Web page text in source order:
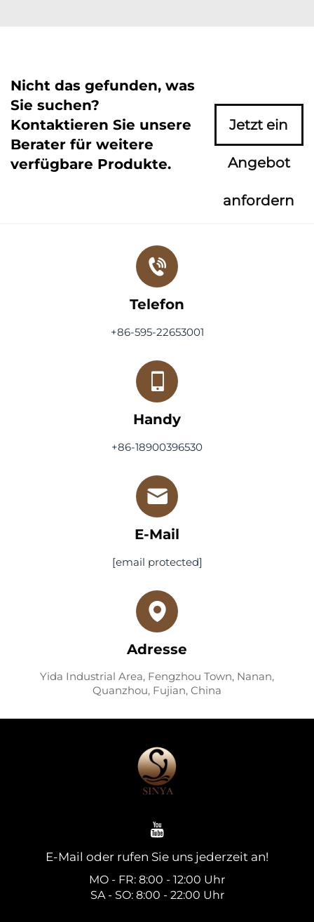
Nicht das gefunden, was
Sie suchen?
Kontaktieren Sie unsere
Berater für weitere
verfügbare Produkte.
Jetzt ein
Angebot
anfordern
Telefon
+86-595-22653001
Handy
+86-18900396530
E-Mail
[email protected]
Adresse
Yida Industrial Area, Fengzhou Town, Nanan,
Quanzhou, Fujian, China
E-Mail oder rufen Sie uns jederzeit an!
MO - FR: 8:00 - 12:00 Uhr
SA - SO: 8:00 - 22:00 Uhr